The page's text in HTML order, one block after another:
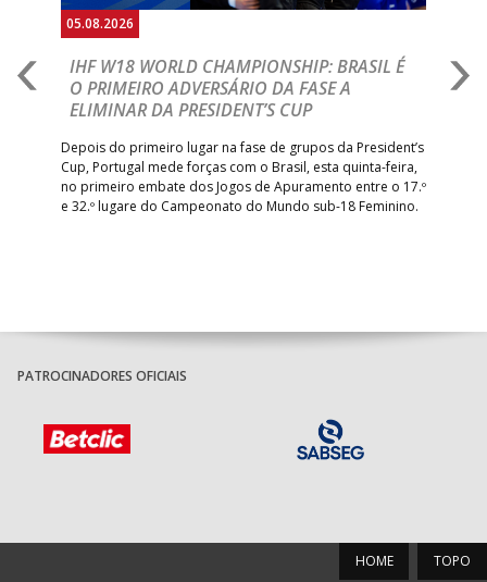
05.08.2026
IHF W18 WORLD CHAMPIONSHIP: BRASIL É
O PRIMEIRO ADVERSÁRIO DA FASE A
ELIMINAR DA PRESIDENT’S CUP
Depois do primeiro lugar na fase de grupos da President’s
Cup, Portugal mede forças com o Brasil, esta quinta-feira,
no primeiro embate dos Jogos de Apuramento entre o 17.º
e 32.º lugare do Campeonato do Mundo sub-18 Feminino.
PATROCINADORES OFICIAIS
TOPO
HOME